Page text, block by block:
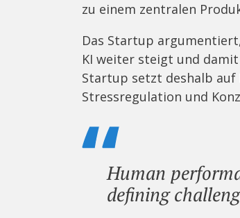
zu einem zentralen
Das Startup
KI weiter steigt und
Startup setzt deshalb
Stressregulation und
Human
defining